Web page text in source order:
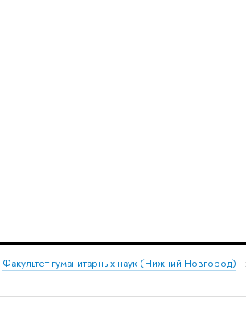
Факультет гуманитарных наук (Нижний Новгород)